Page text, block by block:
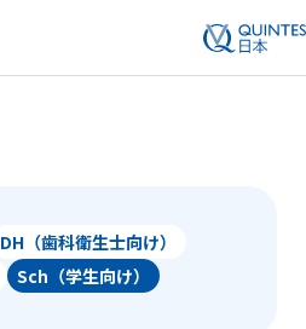
DH（歯科衛生士向け）
Sch（学生向け）